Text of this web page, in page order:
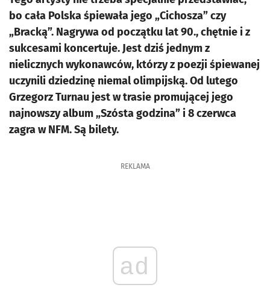
bo cała Polska śpiewała jego „Cichosza” czy
„Bracką”. Nagrywa od początku lat 90., chętnie i z
sukcesami koncertuje. Jest dziś jednym z
nielicznych wykonawców, którzy z poezji śpiewanej
uczynili dziedzinę niemal olimpijską. Od lutego
Grzegorz Turnau jest w trasie promującej jego
najnowszy album „Szósta godzina” i 8 czerwca
zagra w NFM. Są bilety.
REKLAMA
ad